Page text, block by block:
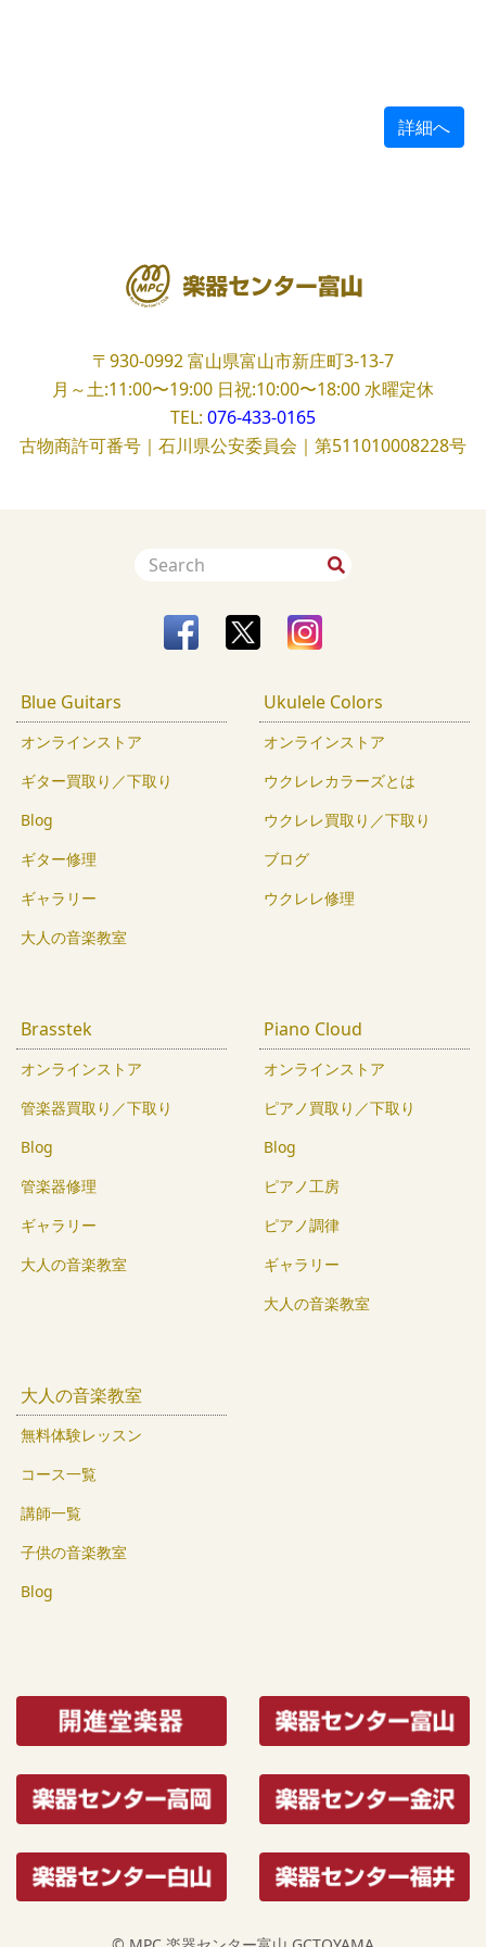
詳細へ
〒930-0992富山県富山市新庄町3-13-7
月～土:11:00〜19:00 日祝:10:00〜18:00水曜定休
TEL: 076-433-0165
古物商許可番号｜石川県公安委員会｜第511010008228号
Blue Guitars
オンラインストア
ギター買取り／下取り
Blog
ギター修理
ギャラリー
大人の音楽教室
Ukulele Colors
オンラインストア
ウクレレカラーズとは
ウクレレ買取り／下取り
ブログ
ウクレレ修理
Brasstek
オンラインストア
管楽器買取り／下取り
Blog
管楽器修理
ギャラリー
大人の音楽教室
Piano Cloud
オンラインストア
ピアノ買取り／下取り
Blog
ピアノ工房
ピアノ調律
ギャラリー
大人の音楽教室
大人の音楽教室
無料体験レッスン
コース一覧
講師一覧
子供の音楽教室
Blog